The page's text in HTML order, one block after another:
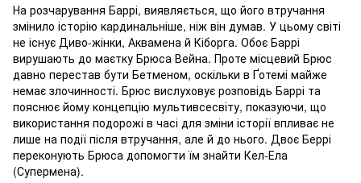
На розчарування Баррі, виявляється, що його втручання
змінило історію кардинальніше, ніж він думав. У цьому світі
не існує Диво-жінки, Аквамена й Кіборга. Обоє Баррі
вирушають до маєтку Брюса Вейна. Проте місцевий Брюс
давно перестав бути Бетменом, оскільки в Ґотемі майже
немає злочинності. Брюс вислуховує розповідь Баррі та
пояснює йому концепцію мультивсесвіту, показуючи, що
використання подорожі в часі для зміни історії впливає не
лише на події після втручання, але й до нього. Двоє Беррі
переконують Брюса допомогти їм знайти Кел-Ела
(Супермена).